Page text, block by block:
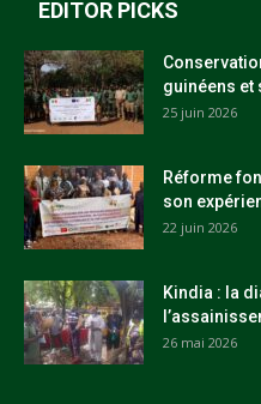
EDITOR PICKS
guinéens et
25 juin 2026
Réforme
son
22 juin 2026
Kindia : la
26 mai 2026